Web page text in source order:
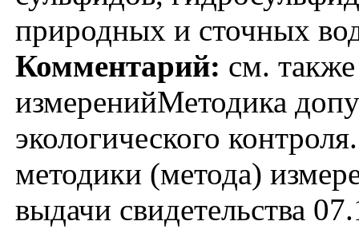
природных и сточных
Комментарий: см.
измеренийМетодика
экологического
методики (метода)
выдачи свидетельства